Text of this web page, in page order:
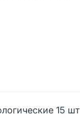
15 шт